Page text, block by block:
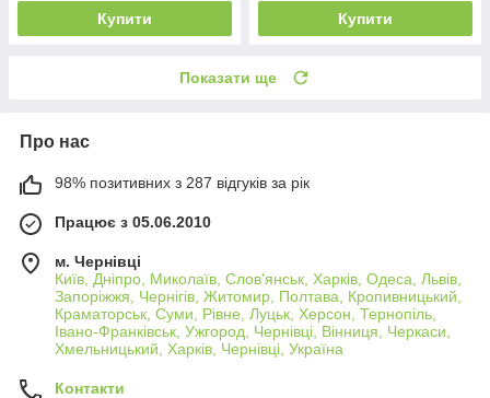
Купити Купити
Показати ще
Про нас
98% позитивних з 287 відгуків за рік
Працює з 05.06.2010
м. Чернівці
Київ, Дніпро, Миколаїв, Слов'янськ, Харків, Одеса, Львів,
Запоріжжя, Чернігів, Житомир, Полтава, Кропивницький,
Краматорськ, Суми, Рівне, Луцьк, Херсон, Тернопіль,
Івано-Франківськ, Ужгород, Чернівці, Вінниця, Черкаси,
Хмельницький, Харків, Чернівці, Україна
Контакти